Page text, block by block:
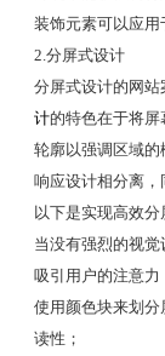
装饰元素可以应用
2.分屏式设计
分屏式设计的网
计的特色在于将屏
轮廓以强调区域
响应设计相分离，
以下是实现高效分
当没有强烈的视觉
吸引用户的注意力
使用颜色块来划
读性；